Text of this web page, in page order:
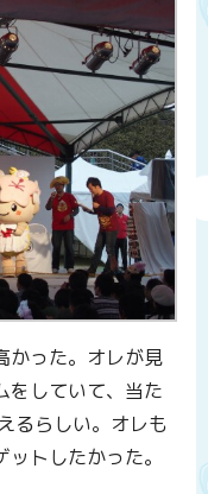
かった。オレが見
をしていて、当た
るらしい。オレも
トしたかった。